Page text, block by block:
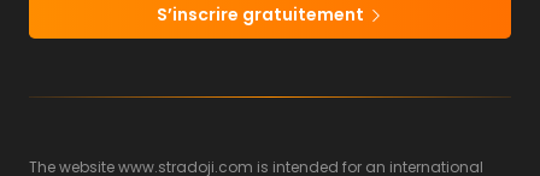
S’inscrire gratuitement
The website www.stradoji.com is intended for an international